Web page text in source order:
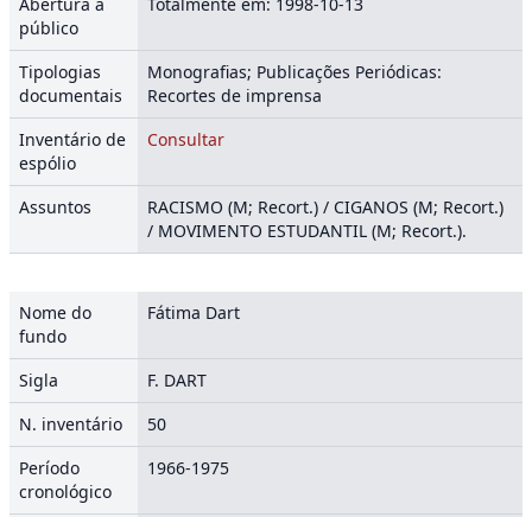
público
Tipologias
documentais
Monografias; Publicações Periódicas:
Recortes de imprensa
Inventário de
espólio
Consultar
Assuntos
RACISMO (M; Recort.) / CIGANOS (M; Recort.)
/ MOVIMENTO ESTUDANTIL (M; Recort.).
Nome do
fundo
Fátima Dart
Sigla
F. DART
N. inventário
50
Período
cronológico
1966-1975